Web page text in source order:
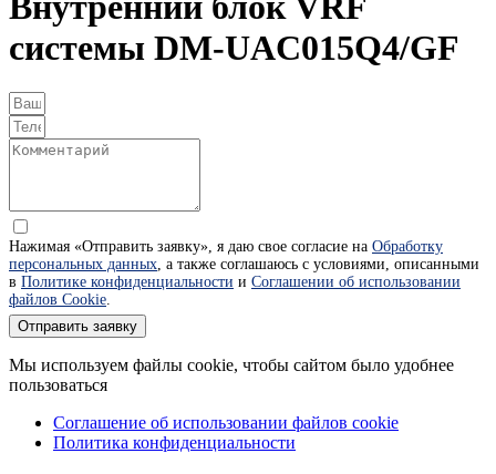
системы DM-UAC015Q4/GF
Нажимая «Отправить заявку», я даю свое согласие на Обработку
персональных данных , а также соглашаюсь с условиями, описанными
в Политике конфиденциальности и Соглашении об использовании
файлов Cookie
Отправить заявку
Мы используем файлы cookie, чтобы сайтом было удобнее
пользоваться
Соглашение об использовании файлов cookie
Политика конфиденциальности